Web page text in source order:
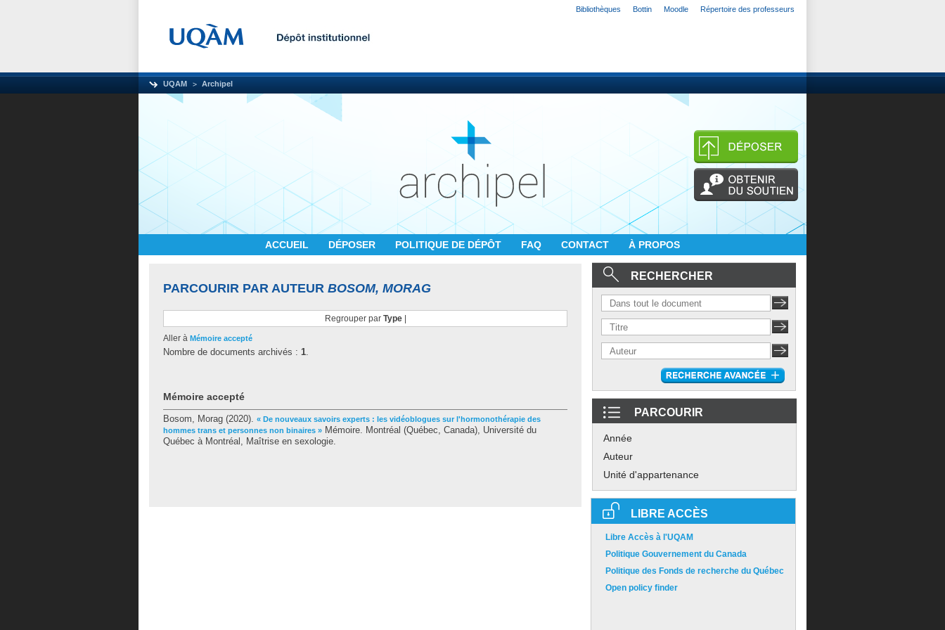
Bibliothèques Bottin Moodle Répertoire des professeurs
UQAM Archipel
ACCUEIL DÉPOSER POLITIQUE DE DÉPÔT FAQ CONTACT À PROPOS
PARCOURIR PAR AUTEUR BOSOM, MORAG
Regrouper par Type|
Aller à Mémoire accepté
Nombre de documents archivés : 1.
Mémoire accepté
Bosom, Morag (2020). « De nouveaux savoirs experts : les vidéoblogues sur l'hormonothérapie des
hommes trans et personnes non binaires » Mémoire. Montréal (Québec, Canada), Université du
Québec à Montréal, Maîtrise en sexologie.
RECHERCHER
PARCOURIR
Année
Auteur
Unité d'appartenance
LIBRE ACCÈS
Libre Accès à l'UQAM
Politique Gouvernement du Canada
Politique des Fonds de recherche du Québec
Open policy finder